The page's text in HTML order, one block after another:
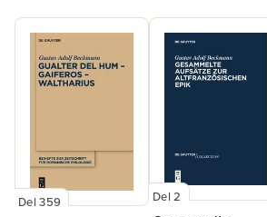
Del 359 Del 2